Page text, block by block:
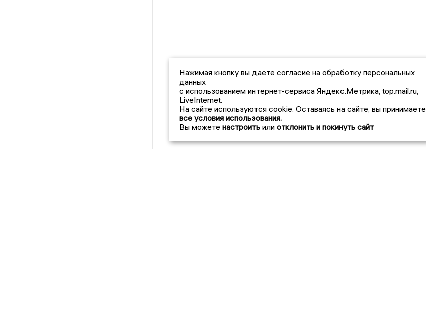
Нажимая кнопку вы даете согласие на обработку персональных
данных
с использованием интернет-сервиса Яндекс.Метрика, top.mail.ru,
LiveInternet.
На сайте используются cookie. Оставаясь на сайте, вы принимаете
все условия использования.
Вы можете настроить или отклонить и покинуть сайт